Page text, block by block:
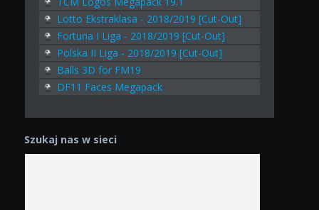
Lotto Ekstraklasa - 2018/2019 [Cut-Out]
Fortuna I Liga - 2018/2019 [Cut-Out]
Polska II Liga - 2018/2019 [Cut-Out]
Balls 3D for FM19
DF11 Faces Megapack
Szukaj nas w sieci